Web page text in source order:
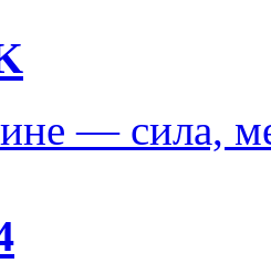
— сила,